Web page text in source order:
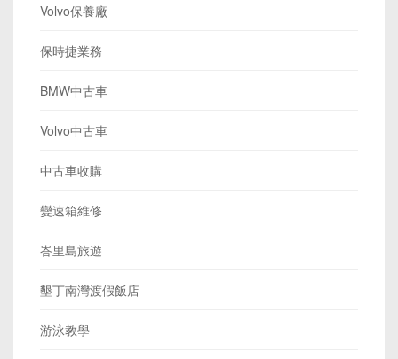
Volvo保養廠
保時捷業務
BMW中古車
Volvo中古車
中古車收購
變速箱維修
峇里島旅遊
墾丁南灣渡假飯店
游泳教學